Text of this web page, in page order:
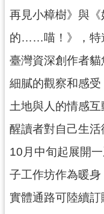
活
研
究
學
習
源
認
識
博
再見小樟樹》與
的……喵！》，特
臺灣資深創作者
細膩的觀察和感
土地與人的情感
醒讀者對自己生
10月中旬起展開
子工作坊作為暖身
實體通路可陸續訂